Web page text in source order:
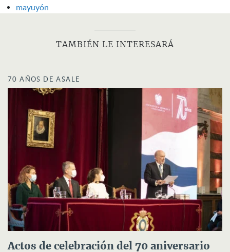
mayuyón
TAMBIÉN LE INTERESARÁ
70 AÑOS DE ASALE
Actos de celebración del 70 aniversario